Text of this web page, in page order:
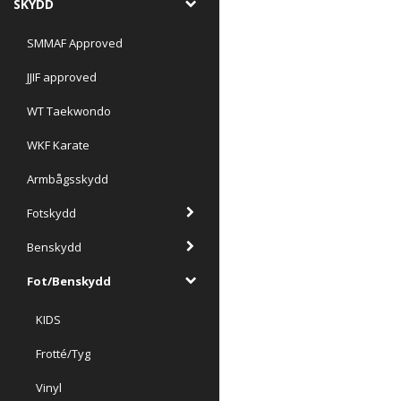
SKYDD
SMMAF Approved
JJIF approved
WT Taekwondo
WKF Karate
Armbågsskydd
Fotskydd
Benskydd
Fot/Benskydd
KIDS
Frotté/Tyg
Vinyl